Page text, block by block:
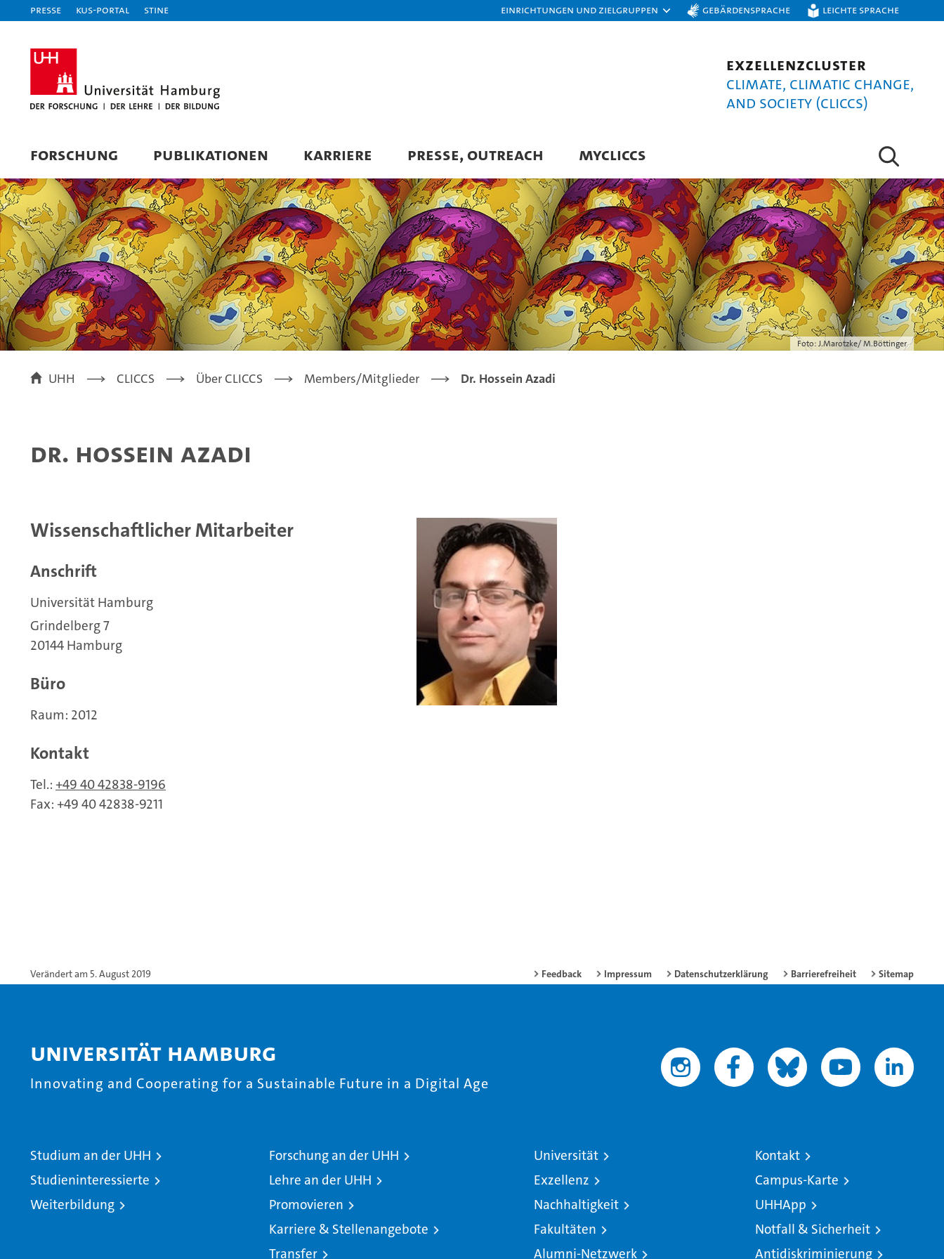
Presse KUS-Portal STiNE Einrichtungen und Zielgruppen Gebärdensprache Leichte Sprache
Exzellenzcluster
Climate, Climatic Change,
and Society (CLICCS)
FORSCHUNG PUBLIKATIONEN KARRIERE PRESSE, OUTREACH MYCLICCS
Foto: J.Marotzke/ M.Böttinger
UHH CLICCS Über CLICCS Members/Mitglieder Dr. Hossein Azadi
Dr. Hossein Azadi
Wissenschaftlicher Mitarbeiter
Anschrift
Universität Hamburg
Grindelberg 7
20144 Hamburg
Büro
Raum: 2012
Kontakt
Tel.: +49 40 42838-9196
Fax: +49 40 42838-9211
Verändert am 5. August 2019 Feedback Impressum Datenschutzerklärung Barrierefreiheit Sitemap
Universität Hamburg
Innovating and Cooperating for a Sustainable Future in a Digital Age
Studium an der UHH
Studieninteressierte
Weiterbildung
Forschung an der UHH
Lehre an der UHH
Promovieren
Karriere & Stellenangebote
Transfer
Universität
Exzellenz
Nachhaltigkeit
Fakultäten
Alumni-Netzwerk
Kontakt
Campus-Karte
UHHApp
Notfall & Sicherheit
Antidiskriminierung